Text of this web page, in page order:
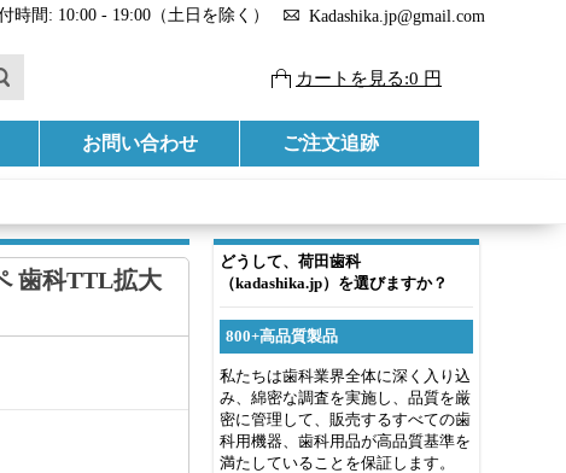
時間: 10:00 - 19:00（土日を除く） Kadashika.jp@gmail.com
カートを見る:0 円
お問い合わせ ご注文追跡
どうして、荷田歯科
（kadashika.jp）を選びますか？
800+高品質製品
私たちは歯科業界全体に深く入り込
み、綿密な調査を実施し、品質を厳
密に管理して、販売するすべての歯
科用機器、歯科用品が高品質基準を
満たしていることを保証します。
歯科TTL拡大